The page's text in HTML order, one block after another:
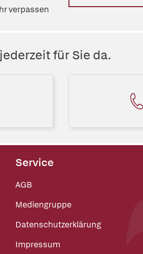
verpassen
für Sie da.
Service
AGB
Mediengruppe
Datenschutzerklärung
Impressum